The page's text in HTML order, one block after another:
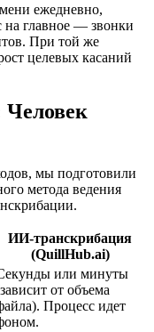
ежедневно,
на главное — звонки
При той же
целевых касаний
мы подготовили
метода ведения
ИИ-транскрибация
(QuillHub.ai)
или минуты
от объема
Процесс идет